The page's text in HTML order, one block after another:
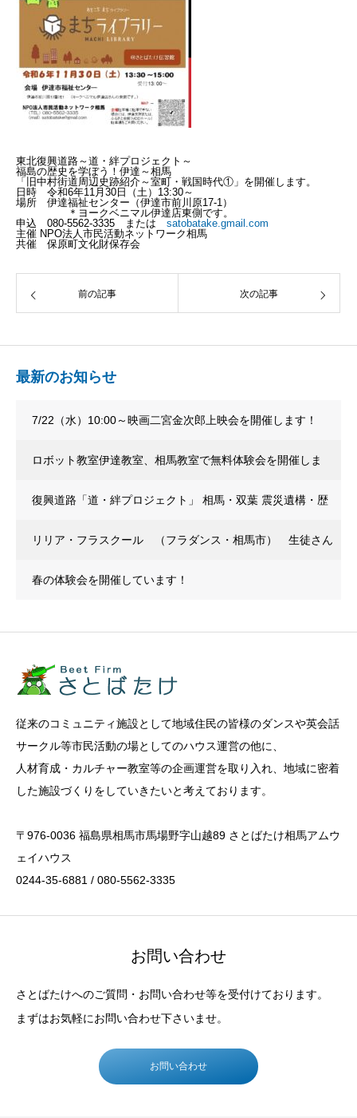
東北復興道路～道・絆プロジェクト～
福島の歴史を学ぼう！伊達～相馬
「旧中村街道周辺史跡紹介～室町・戦国時代①」を開催します。
日時 令和6年11月30日（土）13:30～
場所 伊達福祉センター（伊達市前川原17‐1）
＊ヨークベニマル伊達店東側です。
申込 080-5562‐3335 または satobatake.gmail.com
主催 NPO法人市民活動ネットワーク相馬
共催 保原町文化財保存会
前の記事 次の記事
最新のお知らせ
7/22（水）10:00～映画二宮金次郎上映会を開催します！
ロボット教室伊達教室、相馬教室で無料体験会を開催しま
す。
復興道路「道・絆プロジェクト」 相馬・双葉 震災遺構・歴
史文化資産を巡る防災研修バスツアー開催のご案内
リリア・フラスクール （フラダンス・相馬市） 生徒さん
募集中です！
春の体験会を開催しています！
従来のコミュニティ施設として地域住民の皆様のダンスや英会話
サークル等市民活動の場としてのハウス運営の他に、
人材育成・カルチャー教室等の企画運営を取り入れ、地域に密着
した施設づくりをしていきたいと考えております。
〒976-0036 福島県相馬市馬場野字山越89 さとばたけ相馬アムウ
ェイハウス
0244-35-6881 / 080-5562-3335
お問い合わせ
さとばたけへのご質問・お問い合わせ等を受付けております。
まずはお気軽にお問い合わせ下さいませ。
お問い合わせ